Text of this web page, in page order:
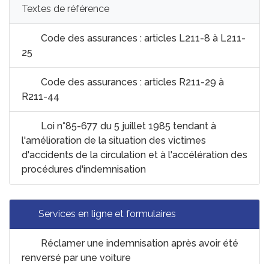
Textes de référence
Code des assurances : articles L211-8 à L211-
25
Code des assurances : articles R211-29 à
R211-44
Loi n°85-677 du 5 juillet 1985 tendant à
l'amélioration de la situation des victimes
d'accidents de la circulation et à l'accélération des
procédures d'indemnisation
Services en ligne et formulaires
Réclamer une indemnisation après avoir été
renversé par une voiture